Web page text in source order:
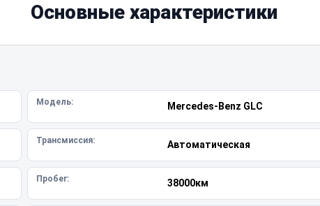
Основные характеристики
Модель: Mercedes-Benz GLC
Трансмиссия: Автоматическая
Пробег: 38000км